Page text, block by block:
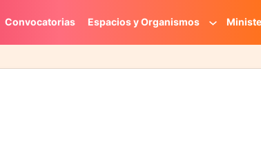
Convocatorias Espacios y Organismos